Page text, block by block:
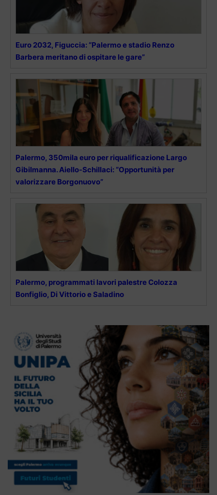
Euro 2032, Figuccia: “Palermo e stadio Renzo
Barbera meritano di ospitare le gare”
Palermo, 350mila euro per riqualificazione Largo
Gibilmanna. Aiello-Schillaci: “Opportunità per
valorizzare Borgonuovo”
Palermo, programmati lavori palestre Colozza
Bonfiglio, Di Vittorio e Saladino